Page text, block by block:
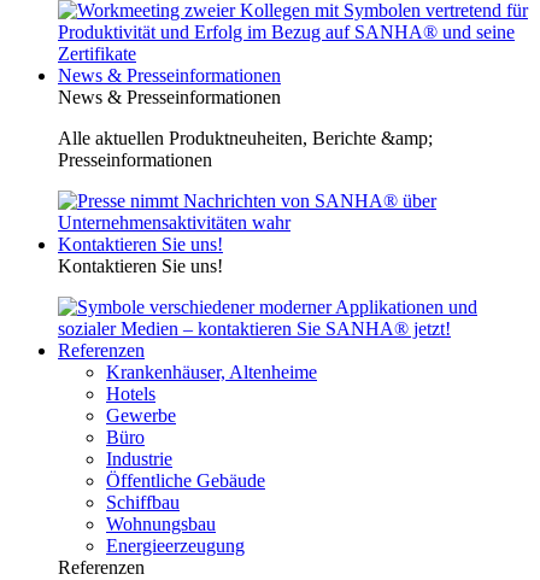
News & Presseinformationen
News & Presseinformationen
Alle aktuellen Produktneuheiten, Berichte &amp;
Presseinformationen
Kontaktieren Sie uns!
Kontaktieren Sie uns!
Referenzen
Krankenhäuser, Altenheime
Hotels
Gewerbe
Büro
Industrie
Öffentliche Gebäude
Schiffbau
Wohnungsbau
Energieerzeugung
Referenzen